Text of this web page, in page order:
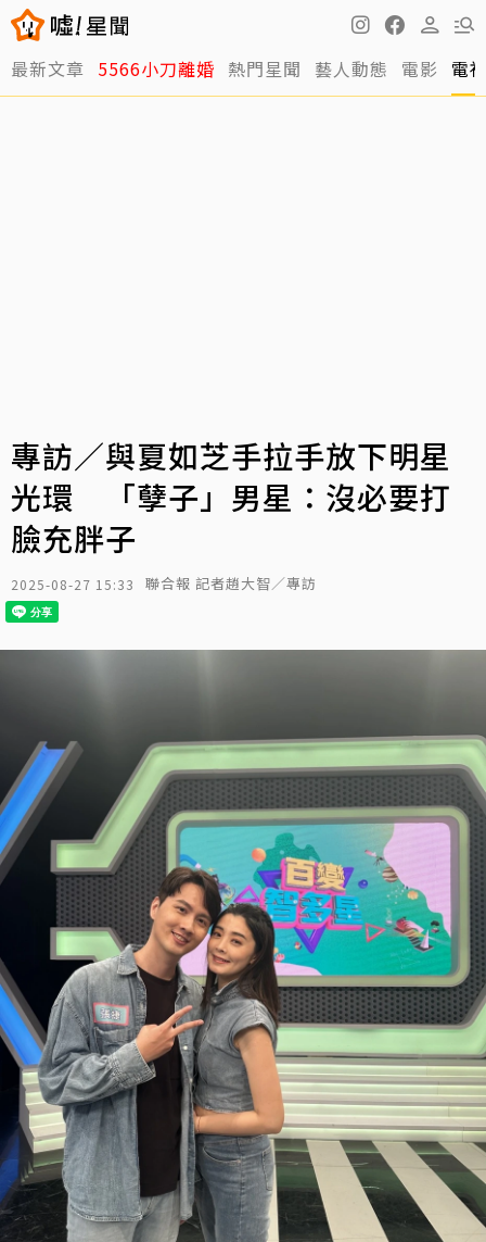
最新文章 5566小刀離婚 熱門星聞 藝人動態 電影 電
專訪／與夏如芝手拉手放下明星
光環 「孽子」男星：沒必要打
臉充胖子
2025-08-27 15:33 聯合報 記者趙大智／專訪